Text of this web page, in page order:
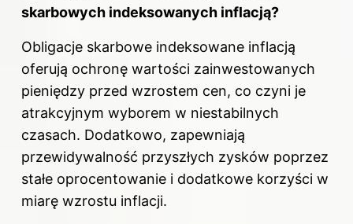
skarbowych indeksowanych inflacją?
Obligacje skarbowe indeksowane inflacją
oferują ochronę wartości zainwestowanych
pieniędzy przed wzrostem cen, co czyni je
atrakcyjnym wyborem w niestabilnych
czasach. Dodatkowo, zapewniają
przewidywalność przyszłych zysków poprzez
stałe oprocentowanie i dodatkowe korzyści w
miarę wzrostu inflacji.